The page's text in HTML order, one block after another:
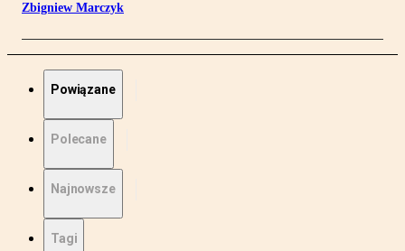
Zbigniew Marczyk
Powiązane
Polecane
Najnowsze
Tagi